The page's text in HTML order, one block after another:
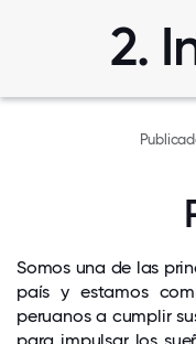
2.
Somos una de las
país y estamos
peruanos a cumplir